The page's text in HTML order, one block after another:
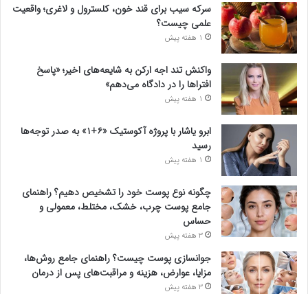
سرکه سیب برای قند خون، کلسترول و لاغری؛ واقعیت
علمی چیست؟
1 هفته پیش
واکنش تند اجه ارکن به شایعه‌های اخیر؛ «پاسخ
افتراها را در دادگاه می‌دهم»
1 هفته پیش
ابرو یاشار با پروژه آکوستیک «۶+۱» به صدر توجه‌ها
رسید
1 هفته پیش
چگونه نوع پوست خود را تشخیص دهیم؟ راهنمای
جامع پوست چرب، خشک، مختلط، معمولی و
حساس
3 هفته پیش
جوانسازی پوست چیست؟ راهنمای جامع روش‌ها،
مزایا، عوارض، هزینه و مراقبت‌های پس از درمان
3 هفته پیش